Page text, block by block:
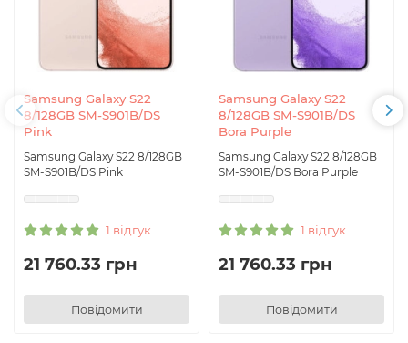
Samsung Galaxy S22
8/128GB SM-S901B/DS
Pink
Samsung Galaxy S22 8/128GB
SM-S901B/DS Pink
1 відгук
21 760.33 грн
Повідомити
Samsung Galaxy S22
8/128GB SM-S901B/DS
Bora Purple
Samsung Galaxy S22 8/128GB
SM-S901B/DS Bora Purple
1 відгук
21 760.33 грн
Повідомити